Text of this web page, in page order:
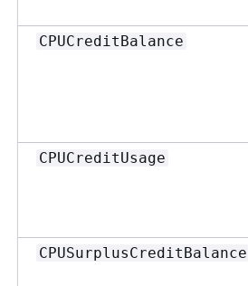
CPUCreditBalance
CPUCreditUsage
CPUSurplusCreditBalance